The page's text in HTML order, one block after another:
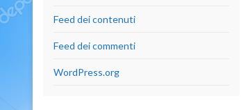
Feed dei contenuti
Feed dei commenti
WordPress.org